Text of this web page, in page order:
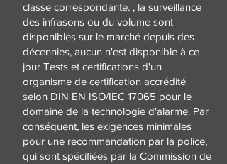
classe correspondante. , la surveillance
des infrasons ou du volume sont
disponibles sur le marché depuis des
décennies, aucun n'est disponible à ce
jour Tests et certifications d'un
organisme de certification accrédité
selon DIN EN ISO/IEC 17065 pour le
domaine de la technologie d'alarme. Par
conséquent, les exigences minimales
pour une recommandation par la police,
qui sont spécifiées par la Commission de